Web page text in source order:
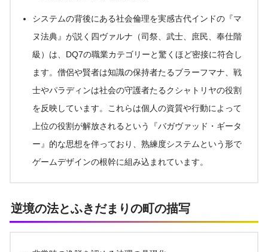
システムの背後にある社会倫理を実感古代インドの『マ
ヌ法典』が説く四ヴァルナ（司祭、武士、庶民、奉仕階
級）は、DQ7の職業カテゴリーと驚くほど密接に符合し
ます。僧侶や賢者は知識の保持者たるブラーフマナ、戦
士やパラディンは社会の守護者たるクシャトリヤの役割
を反映しています。これらは個人の資質や行動によって
上位の役割が解放されるという『バガヴァッド・ギータ
ー』的な思想を伴っており、熟練度システムという形で
ゲームデザインの根幹に組み込まれています。
逆境の法とふきだまりの町の描写